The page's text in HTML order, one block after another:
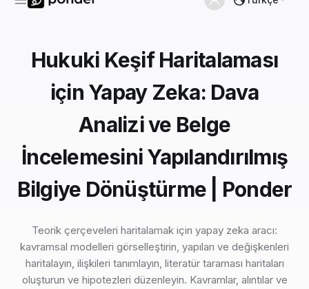
Hukuki Keşif Haritalaması
için Yapay Zeka: Dava
Analizi ve Belge
İncelemesini Yapılandırılmış
Bilgiye Dönüştürme | Ponder
Teorik çerçeveleri haritalamak için yapay zeka aracı:
kavramsal modelleri görselleştirin, yapıları ve değişkenleri
haritalayın, ilişkileri tanımlayın, literatür taraması haritaları
oluşturun ve hipotezleri düzenleyin. Kavramlar, alıntılar ve